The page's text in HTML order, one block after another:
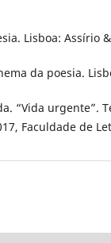
Lisboa: Assírio
da poesia.
“Vida urgente”.
Faculdade de